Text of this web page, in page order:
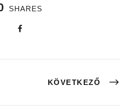
SHARES
KÖVETKEZŐ